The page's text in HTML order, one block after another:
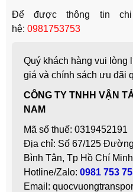
Để được thông tin
hệ: 0981753753
Quý khách hàng vui lòng
giá và chính sách ưu đãi
CÔNG TY TNHH VẬN
NAM
Mã số thuế: 0319452191
Địa chỉ: Số 67/125
Bình Tân, Tp Hồ Chí Minh
Hotline/Zalo: 0981 753
Email: